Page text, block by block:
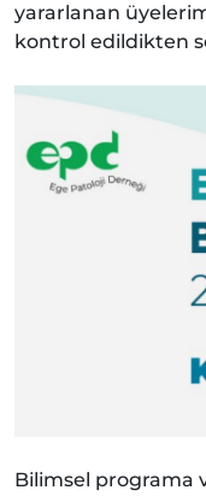
yararlanan
kontrol edildikten
Bilimsel programa